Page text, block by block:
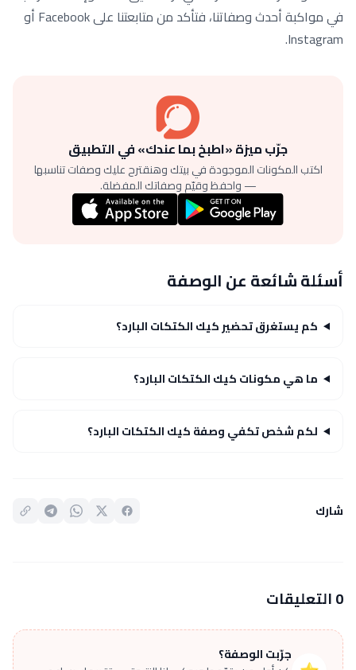
في مواكبة أحدث وصفاتنا، فتأكد من متابعتنا على Facebook أو
Instagram.
جرّب ميزة «اطبخ بما عندك» في التطبيق
اكتب المكونات الموجودة في بيتك وهنقترح عليك وصفات تناسبها
— واحفظ وقيّم وصفاتك المفضلة.
أسئلة شائعة عن الوصفة
كم يستغرق تحضير كيك الكتكات البارد؟
ما هي مكونات كيك الكتكات البارد؟
لكم شخص تكفي وصفة كيك الكتكات البارد؟
شارك
0 التعليقات
جرّبت الوصفة؟